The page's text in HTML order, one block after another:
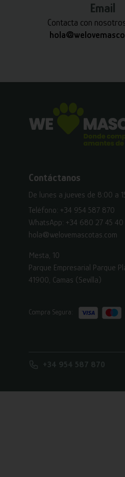
Email
Contacta con
Contáctanos
De lunes a jueves de 8:00 a
Teléfono: +34 954 587 870
WhatsApp: +34 680 27 45 40
hola@welovemascotas.com
Mesta, 10
Parque Empresarial Parque
41900, Camas (Sevilla)
Compra Segura:
+34 954 587 870